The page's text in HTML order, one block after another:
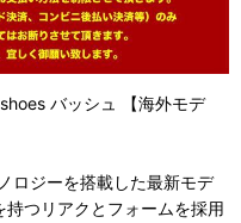
バッシュ 【海外モデ
ロジーを搭載した最新モデ
つリアクとフォームを採用